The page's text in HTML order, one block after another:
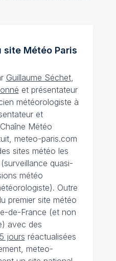
site MétéoParis
Guillaume Séchet,
et présentateur
météorologiste à
et
Météo
meteo-paris.com
sites météo les
quasi-
météo
Outre
premier site météo
de-France (et non
avec des
jours réactualisées
meteo-